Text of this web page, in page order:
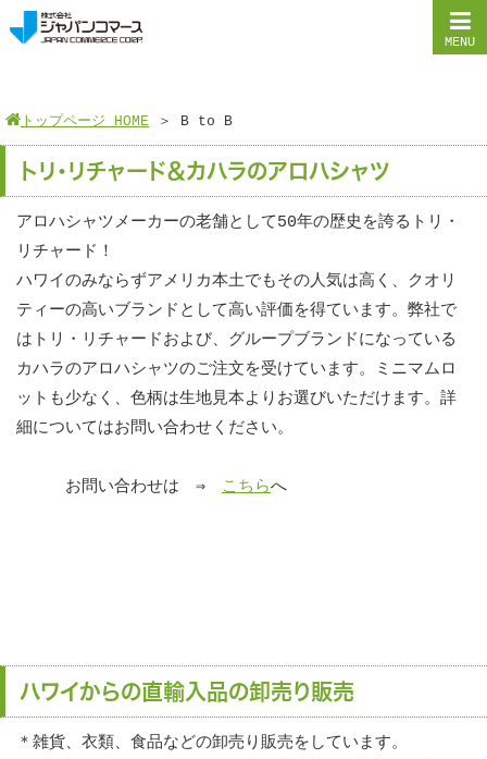
MENU
トップページ HOME ＞ B to B
トリ・リチャード＆カハラのアロハシャツ
アロハシャツメーカーの老舗として50年の歴史を誇るトリ・
リチャード！
ハワイのみならずアメリカ本土でもその人気は高く、クオリ
ティーの高いブランドとして高い評価を得ています。弊社で
はトリ・リチャードおよび、グループブランドになっている
カハラのアロハシャツのご注文を受けています。ミニマムロ
ットも少なく、色柄は生地見本よりお選びいただけます。詳
細についてはお問い合わせください。
お問い合わせは ⇒ こちらへ
ハワイからの直輸入品の卸売り販売
＊雑貨、衣類、食品などの卸売り販売をしています。